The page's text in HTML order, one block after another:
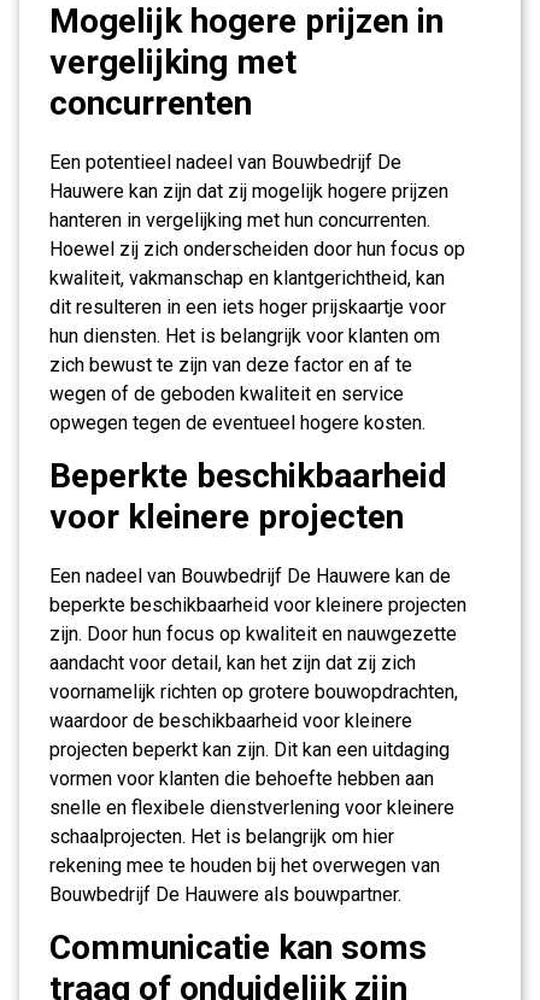
Mogelijk hogere prijzen in
vergelijking met
concurrenten
Een potentieel nadeel van Bouwbedrijf De
Hauwere kan zijn dat zij mogelijk hogere prijzen
hanteren in vergelijking met hun concurrenten.
Hoewel zij zich onderscheiden door hun focus op
kwaliteit, vakmanschap en klantgerichtheid, kan
dit resulteren in een iets hoger prijskaartje voor
hun diensten. Het is belangrijk voor klanten om
zich bewust te zijn van deze factor en af te
wegen of de geboden kwaliteit en service
opwegen tegen de eventueel hogere kosten.
Beperkte beschikbaarheid
voor kleinere projecten
Een nadeel van Bouwbedrijf De Hauwere kan de
beperkte beschikbaarheid voor kleinere projecten
zijn. Door hun focus op kwaliteit en nauwgezette
aandacht voor detail, kan het zijn dat zij zich
voornamelijk richten op grotere bouwopdrachten,
waardoor de beschikbaarheid voor kleinere
projecten beperkt kan zijn. Dit kan een uitdaging
vormen voor klanten die behoefte hebben aan
snelle en flexibele dienstverlening voor kleinere
schaalprojecten. Het is belangrijk om hier
rekening mee te houden bij het overwegen van
Bouwbedrijf De Hauwere als bouwpartner.
Communicatie kan soms
traag of onduidelijk zijn